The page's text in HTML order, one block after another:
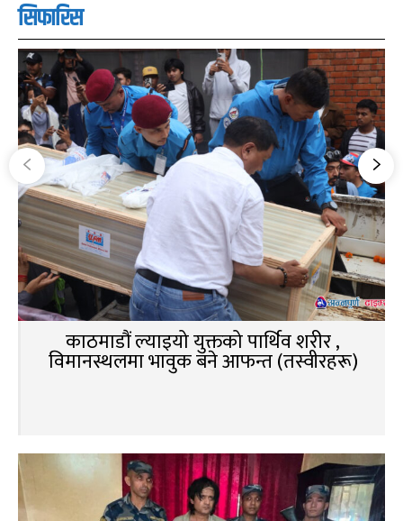
सिफारिस
काठमाडौं ल्याइयो युक्तको पार्थिव शरीर ,
विमानस्थलमा भावुक बने आफन्त (तस्वीरहरू)